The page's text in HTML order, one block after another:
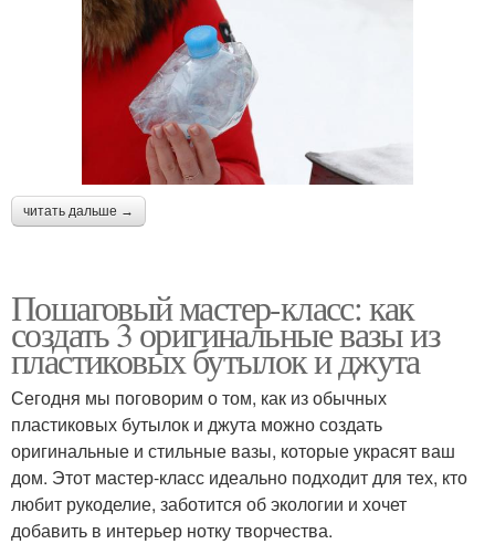
читать дальше →
Пошаговый мастер-класс: как
создать 3 оригинальные вазы из
пластиковых бутылок и джута
Сегодня мы поговорим о том, как из обычных
пластиковых бутылок и джута можно создать
оригинальные и стильные вазы, которые украсят ваш
дом. Этот мастер-класс идеально подходит для тех, кто
любит рукоделие, заботится об экологии и хочет
добавить в интерьер нотку творчества.